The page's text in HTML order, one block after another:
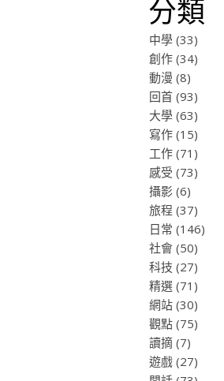
分類
中學(33)
創作(34)
動漫 (8)
回首(93)
大學(63)
寫作(15)
工作(71)
感受 (73)
攝影 (6)
旅程 (37)
日常 (146)
社會(50)
科技 (27)
精選(71)
網站(30)
觀點(75)
讀摘(7)
遊戲(27)